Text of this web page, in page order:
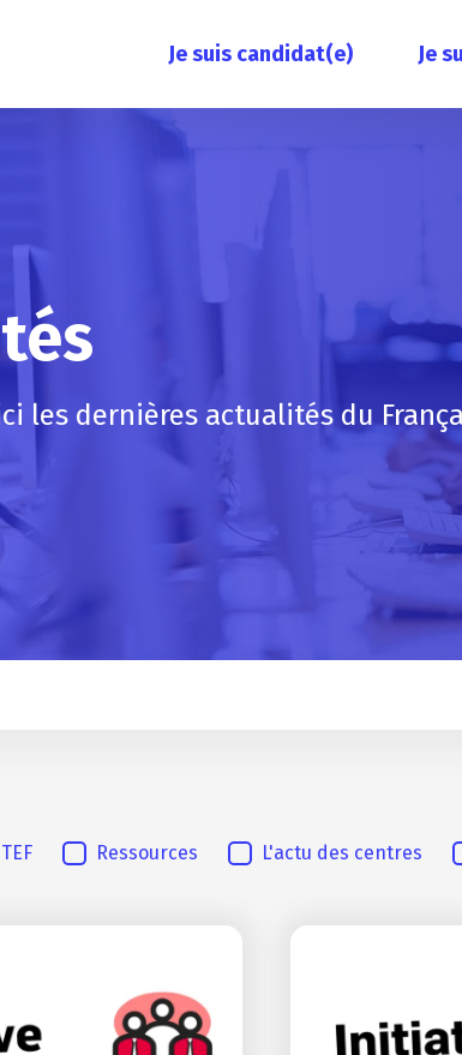
Je suis candidat(e) Je
les dernières actualités du
TEF Ressources L'actu des centres